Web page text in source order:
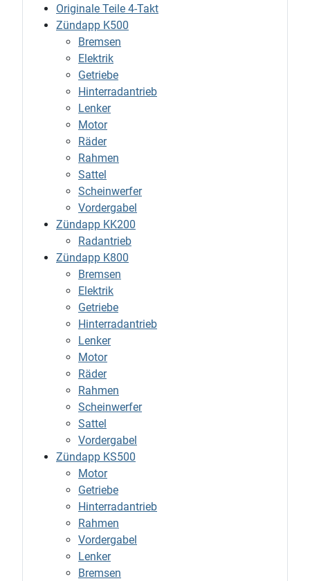
Originale Teile 4-Takt
Zündapp K500
Bremsen
Elektrik
Getriebe
Hinterradantrieb
Lenker
Motor
Räder
Rahmen
Sattel
Scheinwerfer
Vordergabel
Zündapp KK200
Radantrieb
Zündapp K800
Bremsen
Elektrik
Getriebe
Hinterradantrieb
Lenker
Motor
Räder
Rahmen
Scheinwerfer
Sattel
Vordergabel
Zündapp KS500
Motor
Getriebe
Hinterradantrieb
Rahmen
Vordergabel
Lenker
Bremsen